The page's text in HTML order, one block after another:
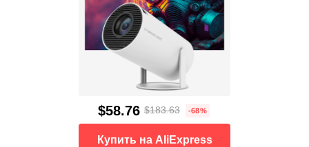
$58.76 $183.63 -68%
Купить на AliExpress